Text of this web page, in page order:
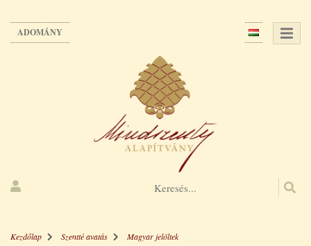
tartalomra
ADOMÁNY
Kezdőlap Szentté avatás Magyar jelöltek